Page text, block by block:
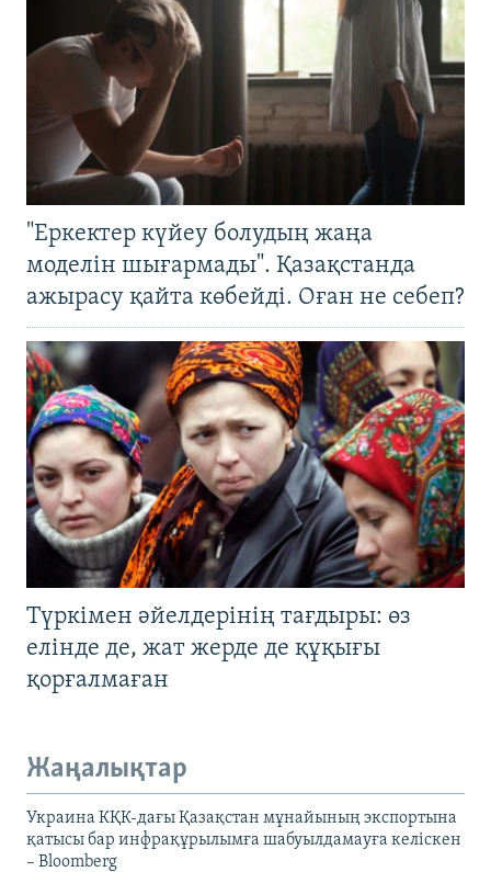
"Еркектер күйеу болудың жаңа
моделін шығармады". Қазақстанда
ажырасу қайта көбейді. Оған не себеп?
Түркімен әйелдерінің тағдыры: өз
елінде де, жат жерде де құқығы
қорғалмаған
Жаңалықтар
Украина КҚК-дағы Қазақстан мұнайының экспортына
қатысы бар инфрақұрылымға шабуылдамауға келіскен
– Bloomberg